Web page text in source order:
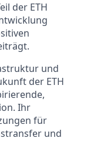
der ETH
und
der ETH
Ihr
für
und